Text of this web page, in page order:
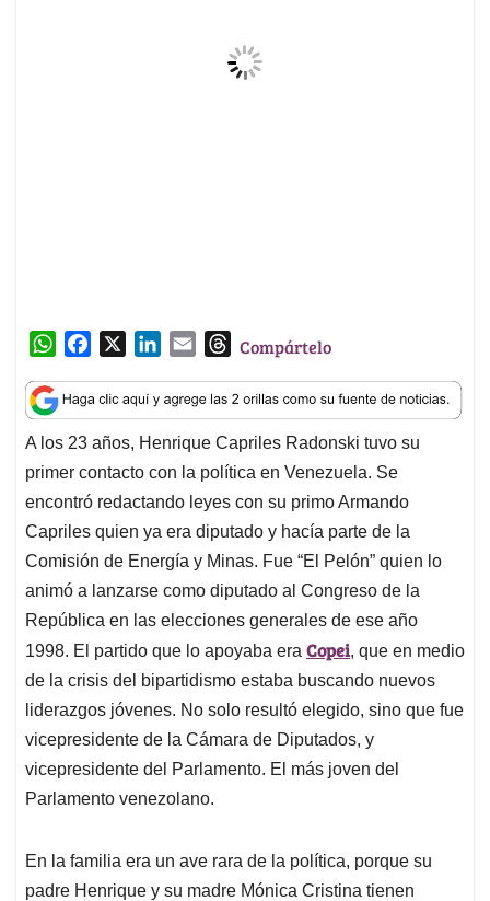
W
a
t
s
A
p
p
c
e
b
o
o
k
n
k
e
d
I
n
a
i
l
T
r
e
a
d
s
Compártelo
A los 23 años, Henrique Capriles Radonski tuvo su
primer contacto con la política en Venezuela. Se
encontró redactando leyes con su primo Armando
Capriles quien ya era diputado y hacía parte de la
Comisión de Energía y Minas. Fue “El Pelón” quien lo
animó a lanzarse como diputado al Congreso de la
República en las elecciones generales de ese año
1998. El partido que lo apoyaba era Copei, que en medio
de la crisis del bipartidismo estaba buscando nuevos
liderazgos jóvenes. No solo resultó elegido, sino que fue
vicepresidente de la Cámara de Diputados, y
vicepresidente del Parlamento. El más joven del
Parlamento venezolano.
En la familia era un ave rara de la política, porque su
padre Henrique y su madre Mónica Cristina tienen